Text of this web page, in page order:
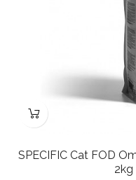
SPECIFIC Cat FOD